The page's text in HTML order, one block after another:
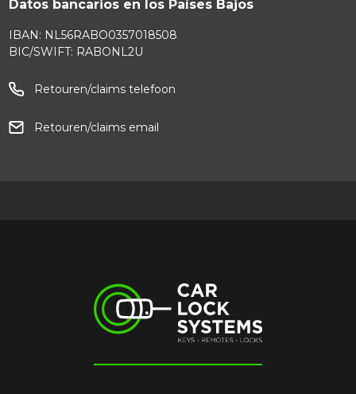
Datos bancarios en los Países Bajos
IBAN: NL56RABO0357018508
BIC/SWIFT: RABONL2U
Retouren/claims telefoon
Retouren/claims email